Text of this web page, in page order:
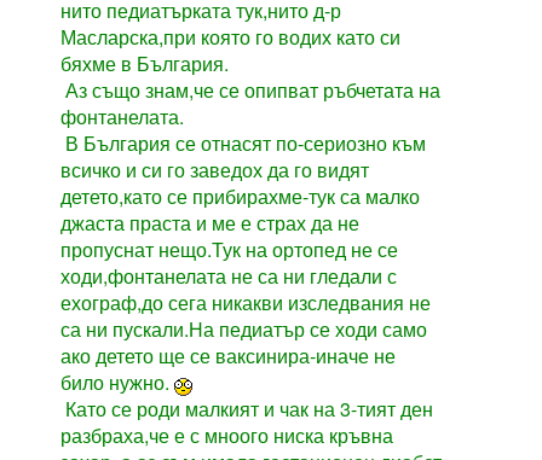
нито педиатърката тук,нито д-р
Масларска,при която го водих като си
бяхме в България.
Аз също знам,че се опипват ръбчетата на
фонтанелата.
В България се отнасят по-сериозно към
всичко и си го заведох да го видят
детето,като се прибирахме-тук са малко
джаста праста и ме е страх да не
пропуснат нещо.Тук на ортопед не се
ходи,фонтанелата не са ни гледали с
ехограф,до сега никакви изследвания не
са ни пускали.На педиатър се ходи само
ако детето ще се ваксинира-иначе не
било нужно.
Като се роди малкият и чак на 3-тият ден
разбраха,че е с мноого ниска кръвна